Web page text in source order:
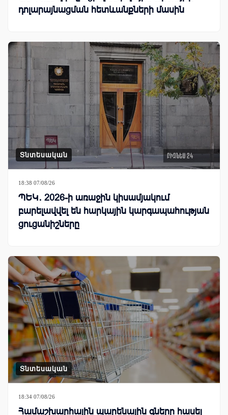
դոլարայնացման հետևանքների մասին
Տնտեսական
18:38 07/08/26
ՊԵԿ․ 2026-ի առաջին կիսամյակում
բարելավվել են հարկային կարգապահության
ցուցանիշները
Տնտեսական
18:34 07/08/26
Համաշխարհային պարենային գները հասել